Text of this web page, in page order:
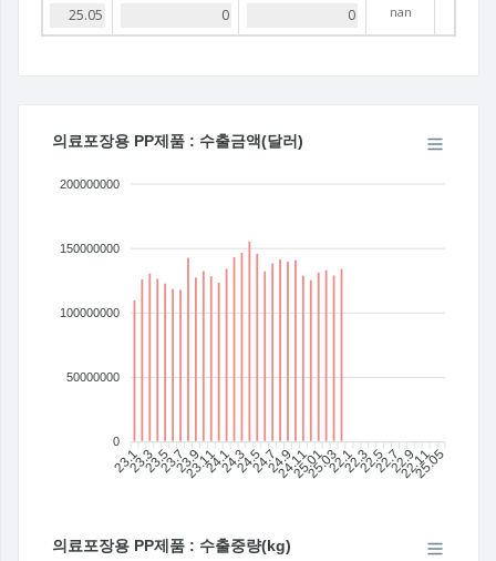
nan
의료포장용 PP제품 : 수출금액(달러)
200000000
150000000
100000000
50000000
0
23.123.323.523.723.9
23.1124.124.324.524.724.9
24.11
25.01
25.0322.122.322.522.722.9
22.11
25.05
의료포장용 PP제품 : 수출중량(kg)